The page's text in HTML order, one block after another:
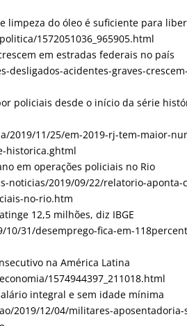
limpeza do óleo é suficiente para
1572051036_965905.html
em estradas federais no país
acidentes-graves-
policiais desde o início da série
11/25/em-2019-rj-tem-maior-
historica.ghtml
em operações policiais no Rio
2019/09/22/relatorio-aponta-
no-rio.htm
12,5 milhões, diz IBGE
31/desemprego-fica-em-
na América Latina
1574944397_211018.html
integral e sem idade mínima
2019/12/04/militares-aposentadoria-